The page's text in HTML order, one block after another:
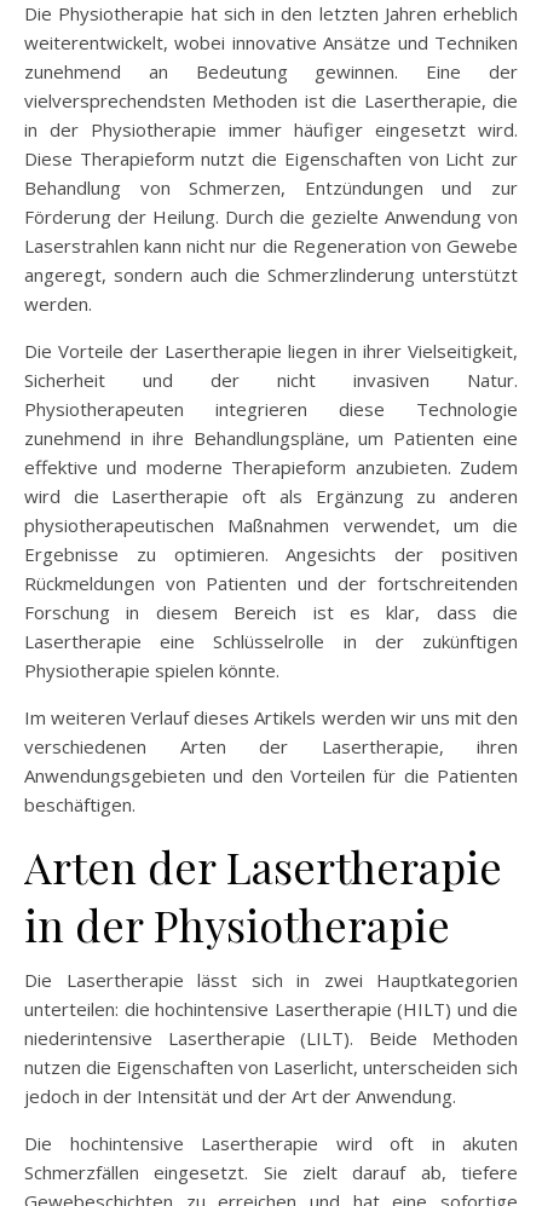
Die Physiotherapie hat sich in den letzten Jahren erheblich
weiterentwickelt, wobei innovative Ansätze und Techniken
zunehmend an Bedeutung gewinnen. Eine der
vielversprechendsten Methoden ist die Lasertherapie, die
in der Physiotherapie immer häufiger eingesetzt wird.
Diese Therapieform nutzt die Eigenschaften von Licht zur
Behandlung von Schmerzen, Entzündungen und zur
Förderung der Heilung. Durch die gezielte Anwendung von
Laserstrahlen kann nicht nur die Regeneration von Gewebe
angeregt, sondern auch die Schmerzlinderung unterstützt
werden.
Die Vorteile der Lasertherapie liegen in ihrer Vielseitigkeit,
Sicherheit und der nicht invasiven Natur.
Physiotherapeuten integrieren diese Technologie
zunehmend in ihre Behandlungspläne, um Patienten eine
effektive und moderne Therapieform anzubieten. Zudem
wird die Lasertherapie oft als Ergänzung zu anderen
physiotherapeutischen Maßnahmen verwendet, um die
Ergebnisse zu optimieren. Angesichts der positiven
Rückmeldungen von Patienten und der fortschreitenden
Forschung in diesem Bereich ist es klar, dass die
Lasertherapie eine Schlüsselrolle in der zukünftigen
Physiotherapie spielen könnte.
Im weiteren Verlauf dieses Artikels werden wir uns mit den
verschiedenen Arten der Lasertherapie, ihren
Anwendungsgebieten und den Vorteilen für die Patienten
beschäftigen.
Arten der Lasertherapie
in der Physiotherapie
Die Lasertherapie lässt sich in zwei Hauptkategorien
unterteilen: die hochintensive Lasertherapie (HILT) und die
niederintensive Lasertherapie (LILT). Beide Methoden
nutzen die Eigenschaften von Laserlicht, unterscheiden sich
jedoch in der Intensität und der Art der Anwendung.
Die hochintensive Lasertherapie wird oft in akuten
Schmerzfällen eingesetzt. Sie zielt darauf ab, tiefere
Gewebeschichten zu erreichen und hat eine sofortige